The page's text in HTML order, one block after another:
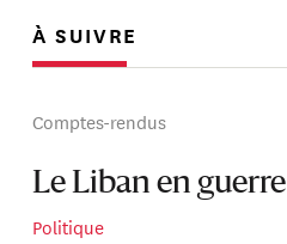
À SUIVRE
Comptes-rendus
Le Liban en guerre
Politique